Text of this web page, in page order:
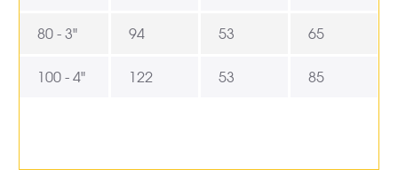
80 - 3" 94 53 65
100 - 4" 122 53 85